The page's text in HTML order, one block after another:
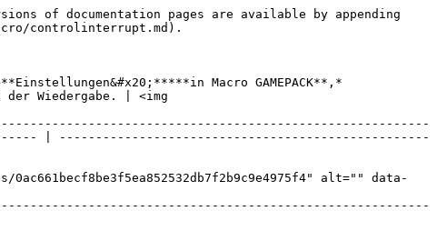
of documentation pages are available by appending
controlinterrupt.md).
Macro GAMEPACK**,*
der Wiedergabe. | <img
| ---------------------------------------------------
alt="" data-